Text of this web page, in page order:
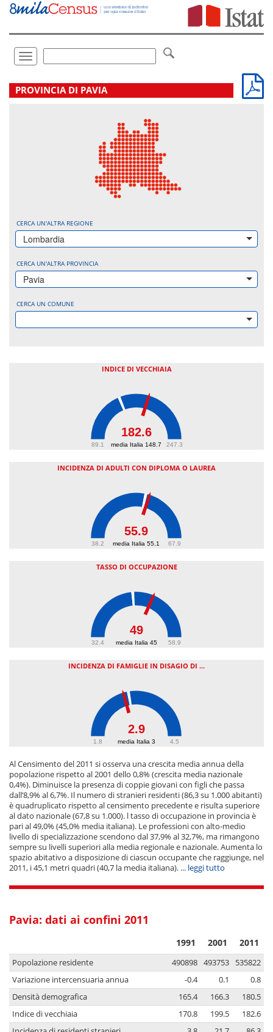
Vai
direttamente
Toggle
navigation
.
PROVINCIA DI PAVIA
CERCA UN'ALTRA REGIONE
Lombardia
CERCA UN'ALTRA PROVINCIA
Pavia
CERCA UN COMUNE
INDICE DI VECCHIAIA
media Italia 148.7
182.6
89.1 247.3
INCIDENZA DI ADULTI CON DIPLOMA O LAUREA
media Italia 55.1
55.9
38.2 67.9
TASSO DI OCCUPAZIONE
media Italia 45
49
32.4 58.9
INCIDENZA DI FAMIGLIE IN DISAGIO DI ...
media Italia 3
2.9
1.8 4.5
Al Censimento del 2011 si osserva una crescita media annua della
popolazione rispetto al 2001 dello 0,8% (crescita media nazionale
0,4%). Diminuisce la presenza di coppie giovani con figli che passa
dall’8,9% al 6,7%. Il numero di stranieri residenti (86,3 su 1.000 abitanti)
è quadruplicato rispetto al censimento precedente e risulta superiore
al dato nazionale (67,8 su 1.000). l tasso di occupazione in provincia è
pari al 49,0% (45,0% media italiana). Le professioni con alto-medio
livello di specializzazione scendono dal 37,9% al 32,7%, ma rimangono
sempre su livelli superiori alla media regionale e nazionale. Aumenta lo
spazio abitativo a disposizione di ciascun occupante che raggiunge, nel
2011, i 45,1 metri quadri (40,7 la media italiana). ... leggi tutto
Pavia: dati ai confini 2011
1991 2001 2011
Popolazione residente 490898 493753
535822
Variazione intercensuaria annua
-0.4 0.1
0.8
Densità demografica
165.4 166.3
180.5
Indice di vecchiaia
170.8 199.5
182.6